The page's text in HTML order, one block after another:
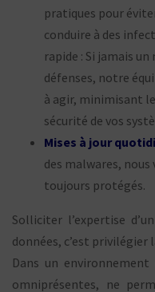
pratiques pour
conduire à des
rapide : Si jamais
défenses, notre
à agir, minimisant
sécurité de vos
Mises à jour
des malwares, nous
toujours protégés.
Solliciter l’expertise
données, c’est privilégier
Dans un
omniprésentes, ne